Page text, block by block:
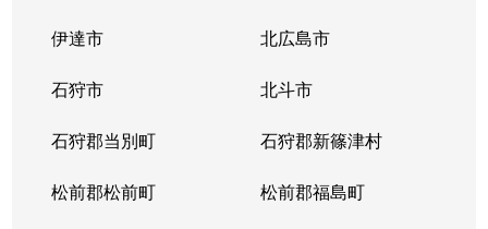
伊達市 北広島市
石狩市 北斗市
石狩郡当別町 石狩郡新篠津村
松前郡松前町 松前郡福島町